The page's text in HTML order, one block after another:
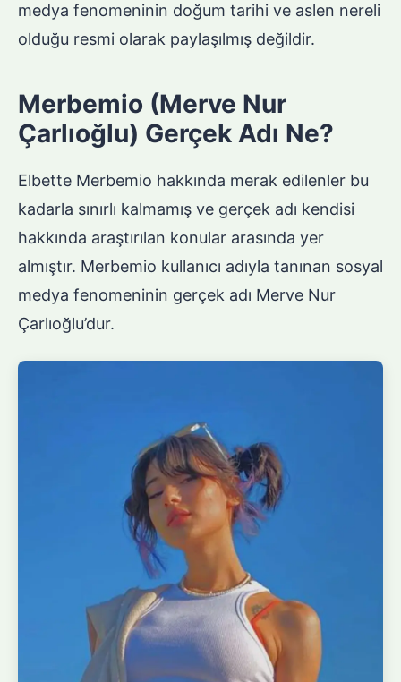
medya fenomeninin doğum tarihi ve aslen nereli
olduğu resmi olarak paylaşılmış değildir.
Merbemio (Merve Nur
Çarlıoğlu) Gerçek Adı Ne?
Elbette Merbemio hakkında merak edilenler bu
kadarla sınırlı kalmamış ve gerçek adı kendisi
hakkında araştırılan konular arasında yer
almıştır. Merbemio kullanıcı adıyla tanınan sosyal
medya fenomeninin gerçek adı Merve Nur
Çarlıoğlu’dur.